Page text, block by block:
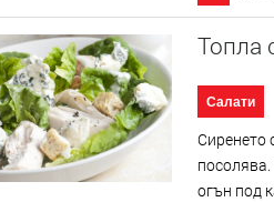
Топла
Салати
Сиренето
огън под